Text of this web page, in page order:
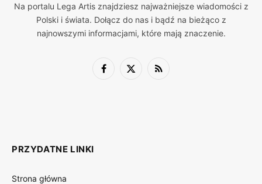
Na portalu Lega Artis znajdziesz najważniejsze wiadomości z
Polski i świata. Dołącz do nas i bądź na bieżąco z
najnowszymi informacjami, które mają znaczenie.
Facebook
X
RSS
PRZYDATNE LINKI
Strona główna